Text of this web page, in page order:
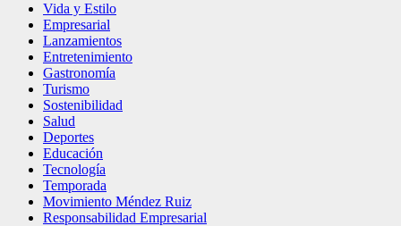
Vida y Estilo
Empresarial
Lanzamientos
Entretenimiento
Gastronomía
Turismo
Sostenibilidad
Salud
Deportes
Educación
Tecnología
Temporada
Movimiento Méndez Ruiz
Responsabilidad Empresarial